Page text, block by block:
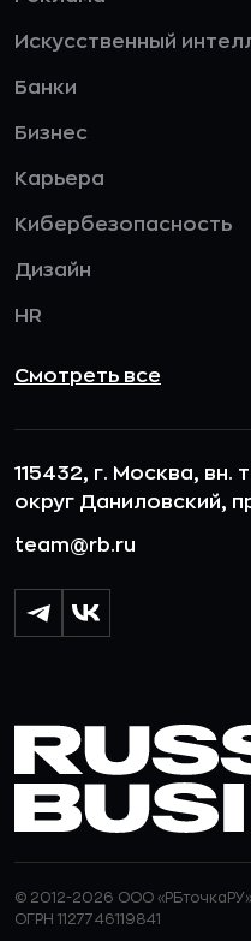
Искусственный
Банки
Бизнес
Карьера
Кибербезопасность
Дизайн
HR
Смотреть все
115432, г. Москва, вн.
округ Даниловский,
team@rb.ru
© 2012-2026 ООО
ОГРН 1127746119841